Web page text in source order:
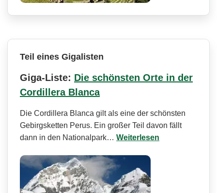
Teil eines Gigalisten
Giga-Liste: Die schönsten Orte in der
Cordillera Blanca
Die Cordillera Blanca gilt als eine der schönsten
Gebirgsketten Perus. Ein großer Teil davon fällt
dann in den Nationalpark… Weiterlesen